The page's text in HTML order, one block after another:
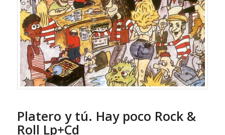
Platero y tú. Hay poco Rock &
Roll Lp+Cd